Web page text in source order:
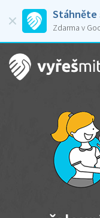
Stáhněte
Zdarma v